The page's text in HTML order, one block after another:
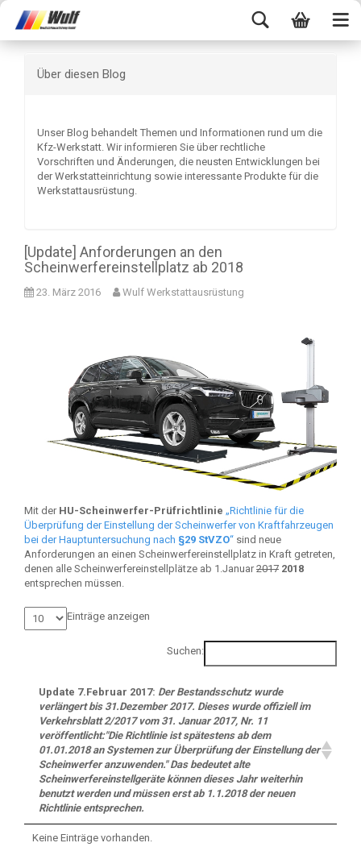
Über diesen Blog
Unser Blog behandelt Themen und Informationen rund um die
Kfz-Werkstatt. Wir informieren Sie über rechtliche
Vorschriften und Änderungen, die neusten Entwicklungen bei
der Werkstatteinrichtung sowie interessante Produkte für die
Werkstattausrüstung.
[Update] Anforderungen an den
Scheinwerfereinstellplatz ab 2018
23. März 2016 Wulf Werkstattausrüstung
Mit der HU-Scheinwerfer-Prüfrichtlinie „Richtlinie für die
Überprüfung der Einstellung der Scheinwerfer von Kraftfahrzeugen
bei der Hauptuntersuchung nach §29 StVZO“ sind neue
Anforderungen an einen Scheinwerfereinstellplatz in Kraft getreten,
denen alle Scheinwerfereinstellplätze ab 1.Januar2017 2018
entsprechen müssen.
Einträge anzeigen
Suchen:
Update 7.Februar 2017: Der Bestandsschutz wurde
verlängert bis 31.Dezember 2017. Dieses wurde offiziell im
Verkehrsblatt 2/2017 vom 31. Januar 2017, Nr. 11
veröffentlicht:"Die Richtlinie ist spätestens ab dem
01.01.2018 an Systemen zur Überprüfung der Einstellung der
Scheinwerfer anzuwenden." Das bedeutet alte
Scheinwerfereinstellgeräte können dieses Jahr weiterhin
benutzt werden und müssen erst ab 1.1.2018 der neuen
Richtlinie entsprechen.
Keine Einträge vorhanden.